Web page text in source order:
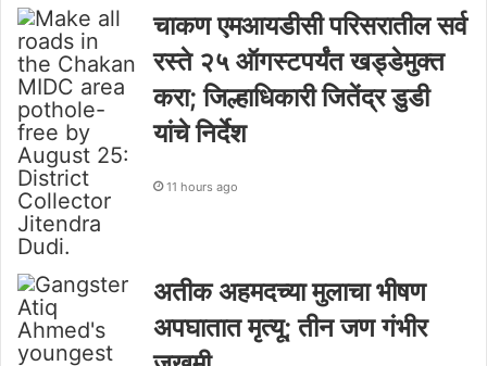
चाकण एमआयडीसी परिसरातील सर्व
रस्ते २५ ऑगस्टपर्यंत खड्डेमुक्त
करा; जिल्हाधिकारी जितेंद्र डुडी
यांचे निर्देश
11 hours ago
अतीक अहमदच्या मुलाचा भीषण
अपघातात मृत्यू; तीन जण गंभीर